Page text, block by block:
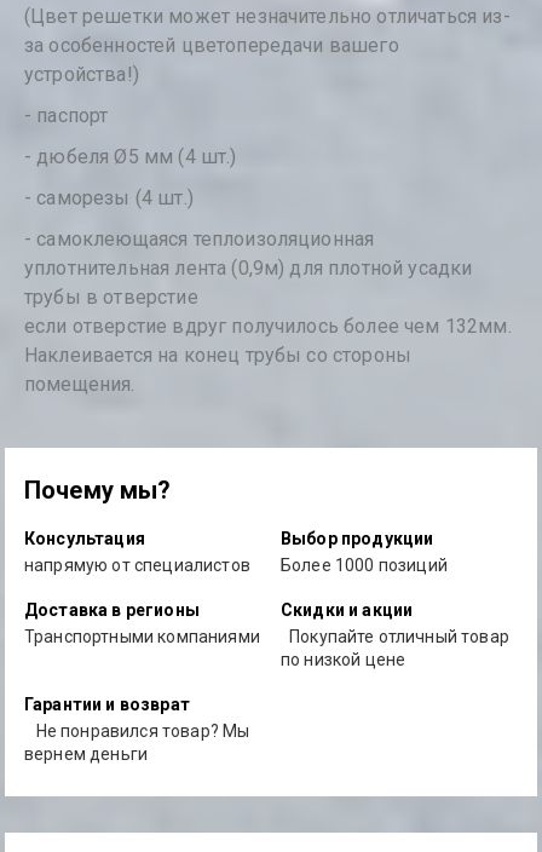
(Цвет решетки может незначительно отличаться из-
за особенностей цветопередачи вашего
устройства!)
- паспорт
- дюбеля Ø5 мм (4 шт.)
- саморезы (4 шт.)
- самоклеющаяся теплоизоляционная
уплотнительная лента (0,9м) для плотной усадки
трубы в отверстие
если отверстие вдруг получилось более чем 132мм.
Наклеивается на конец трубы со стороны
помещения.
Почему мы?
Консультация
напрямую от специалистов
Выбор продукции
Более 1000 позиций
Доставка в регионы
Транспортными компаниями
Скидки и акции
Покупайте отличный товар
по низкой цене
Гарантии и возврат
Не понравился товар? Мы
вернем деньги